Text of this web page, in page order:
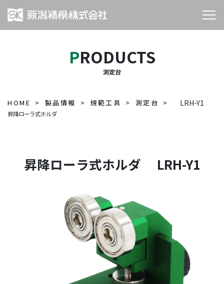
PRODUCTS
測定台
HOME 製品情報 規範工具 測定台
昇降ローラ式ホルダ
LRH-Y1
昇降ローラ式ホルダ LRH-Y1